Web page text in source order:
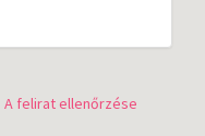
A felirat ellenőrzése